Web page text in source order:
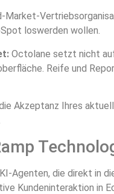
Market-
loswerden wollen.
Octolane setzt nicht
Reife und
Akzeptanz Ihres
Agenten, die direkt in
Kundeninteraktion in